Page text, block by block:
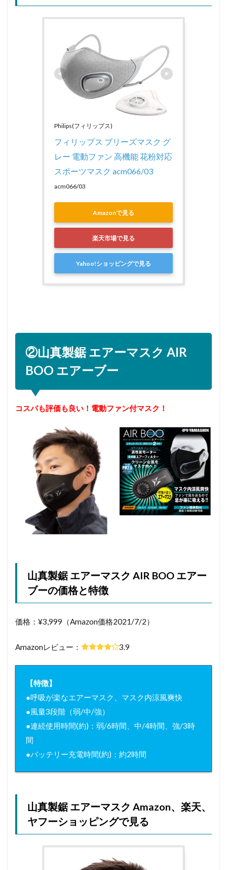
Philips(フィリップス)
フィリップス ブリーズマスク グ
レー 電動ファン 高機能 花粉対応
スポーツマスク acm066/03
acm066/03
Amazonで見る
楽天市場で見る
Yahoo!ショッピングで見る
②山真製鋸 エアーマスク AIR
BOO エアーブー
コスパも評価も良い！電動ファン付マスク！
山真製鋸 エアーマスク AIR BOO エアー
ブーの価格と特徴
価格：¥3,999（Amazon価格2021/7/2）
Amazonレビュー： 3.9
【特徴】
●呼吸が楽なエアーマスク、マスク内涼風爽快
●風量3段階（弱/中/強）
●連続使用時間(約)：弱/6時間、中/4時間、強/3時
間
●バッテリー充電時間(約)：約2時間
山真製鋸 エアーマスク Amazon、楽天、
ヤフーショッピングで見る